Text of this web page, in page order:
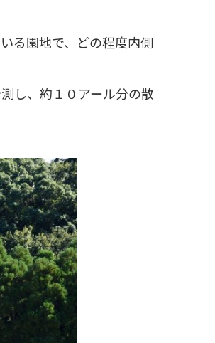
る園地で、どの程度内側
し、約１０アール分の散